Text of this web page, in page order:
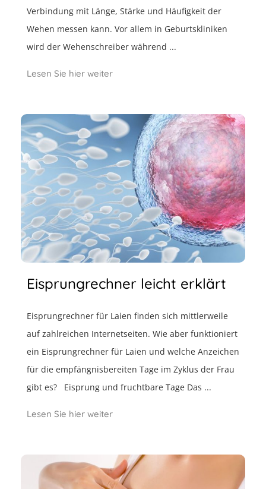
Verbindung mit Länge, Stärke und Häufigkeit der
Wehen messen kann. Vor allem in Geburtskliniken
wird der Wehenschreiber während ...
Lesen Sie hier weiter
Eisprungrechner leicht erklärt
Eisprungrechner für Laien finden sich mittlerweile
auf zahlreichen Internetseiten. Wie aber funktioniert
ein Eisprungrechner für Laien und welche Anzeichen
für die empfängnisbereiten Tage im Zyklus der Frau
gibt es? Eisprung und fruchtbare Tage Das ...
Lesen Sie hier weiter